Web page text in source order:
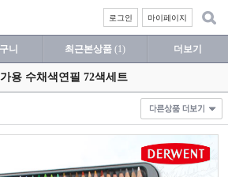
마이페이지
로그인
니 최근본상품 (1) 더보기
용 수채색연필 72색세트